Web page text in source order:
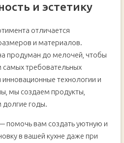
и эстетику
отличается
и материалов.
продуман до мелочей, чтобы
самых требовательных
инновационные технологии и
мы создаем продукты,
долгие годы.
помочь вам создать уютную и
в вашей кухне даже при